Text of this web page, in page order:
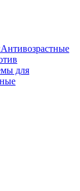
Антивозрастные
для